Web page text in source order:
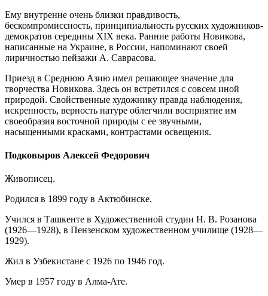
Ему внутренне очень близки правдивость,
бескомпромиссность, принципиальность русских художников-
демократов середины XIX века. Ранние работы Новикова,
написанные на Украине, в России, напоминают своей
лиричностью пейзажи А. Саврасова.
Приезд в Среднюю Азию имел решающее значение для
творчества Новикова. Здесь он встретился с совсем иной
природой. Свойственные художнику правда наблюдения,
искренность, верность натуре облегчили восприятие им
своеобразия восточной природы с ее звучными,
насыщенными красками, контрастами освещения.
Подковыров Алексей Федорович
Живописец.
Родился в 1899 году в Актюбинске.
Учился в Ташкенте в Художественной студии Н. В. Розанова
(1926—1928), в Пензенском художественном училище (1928—
1929).
Жил в Узбекистане с 1926 по 1946 год.
Умер в 1957 году в Алма-Ате.